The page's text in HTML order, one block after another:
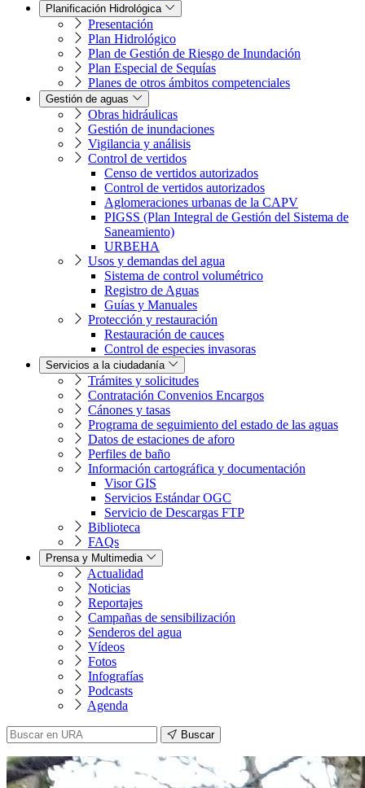
Planificación Hidrológica
Presentación
Plan Hidrológico
Plan de Gestión de Riesgo de Inundación
Plan Especial de Sequías
Planes de otros ámbitos competenciales
Gestión de aguas
Obras hidráulicas
Gestión de inundaciones
Vigilancia y análisis
Control de vertidos
Censo de vertidos autorizados
Control de vertidos autorizados
Aglomeraciones urbanas de la CAPV
PIGSS (Plan Integral de Gestión del Sistema de
Saneamiento)
URBEHA
Usos y demandas del agua
Sistema de control volumétrico
Registro de Aguas
Guías y Manuales
Protección y restauración
Restauración de cauces
Control de especies invasoras
Servicios a la ciudadanía
Trámites y solicitudes
Contratación Convenios Encargos
Cánones y tasas
Programa de seguimiento del estado de las aguas
Datos de estaciones de aforo
Perfiles de baño
Información cartográfica y documentación
Visor GIS
Servicios Estándar OGC
Servicio de Descargas FTP
Biblioteca
FAQs
Prensa y Multimedia
Actualidad
Noticias
Reportajes
Campañas de sensibilización
Senderos del agua
Vídeos
Fotos
Infografías
Podcasts
Agenda
Buscar